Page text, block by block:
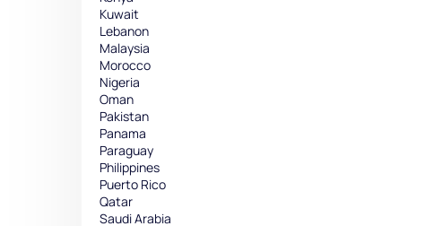
Kuwait
Lebanon
Malaysia
Morocco
Nigeria
Oman
Pakistan
Panama
Paraguay
Philippines
Puerto Rico
Qatar
Saudi Arabia